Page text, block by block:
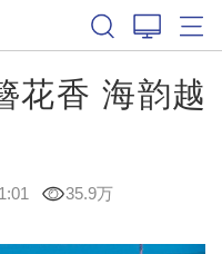
花香 海韵越
35.9万